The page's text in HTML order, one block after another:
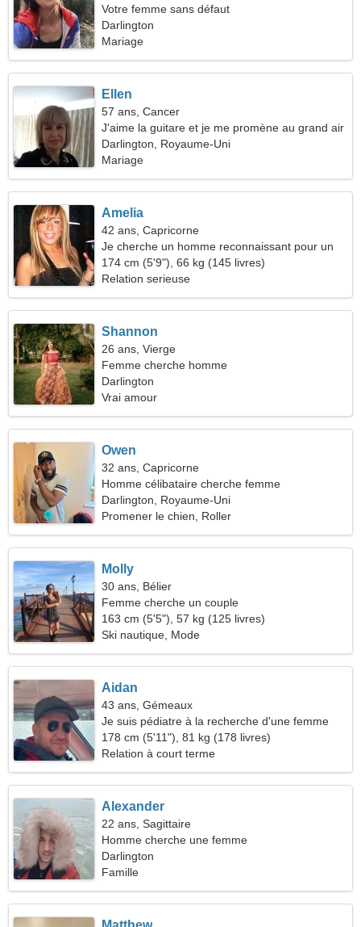
Votre femme sans défaut
Darlington
Mariage
Ellen
57 ans, Cancer
J'aime la guitare et je me promène au grand air
Darlington, Royaume-Uni
Mariage
Amelia
42 ans, Capricorne
Je cherche un homme reconnaissant pour un
voyage commun
174 cm (5'9"), 66 kg (145 livres)
Relation serieuse
Shannon
26 ans, Vierge
Femme cherche homme
Darlington
Vrai amour
Owen
32 ans, Capricorne
Homme célibataire cherche femme
Darlington, Royaume-Uni
Promener le chien, Roller
Molly
30 ans, Bélier
Femme cherche un couple
163 cm (5'5"), 57 kg (125 livres)
Ski nautique, Mode
Aidan
43 ans, Gémeaux
Je suis pédiatre à la recherche d'une femme
pleine d'esprit
178 cm (5'11"), 81 kg (178 livres)
Relation à court terme
Alexander
22 ans, Sagittaire
Homme cherche une femme
Darlington
Famille